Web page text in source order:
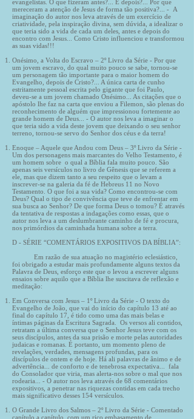
evangelistas. O que fizeram antes?... E depois?... Por que
mereceram a atenção de Jesus de forma tão positiva?... - A
imaginação do autor nos leva através de um exercício de
criatividade, pela inspiração divina, sem dúvida, a idealizar o
que teria sido a vida de cada um deles, antes e depois do
encontro com Jesus... Como Cristo influenciou e transformou
as suas vidas!!!
Onésimo, a Volta do Escravo – 2º Livro da Série - Por que
um jovem escravo, do qual muito pouco se sabe, tornou-se
um personagem tão importante para o maior homem do
Evangelho, depois de Cristo?... A única carta de cunho
estritamente pessoal escrita pelo gigante que foi Paulo,
deveu-se a um jovem chamado Onésimo... As citações que o
apóstolo lhe faz na carta que enviou a Filemon, são plenas do
reconhecimento de alguém que impressionou fortemente ao
grande homem de Deus... - O autor nos leva a imaginar o
que teria sido a vida deste jovem que deixando o seu senhor
terreno, tornou-se servo do Senhor dos céus e da terra!
Enoque – Aquele que Andou com Deus – 3º Livro da Série -
Um dos personagens mais marcantes do Velho Testamento, é
um homem sobre o qual a Bíblia fala muito pouco. São
apenas seis versículos no livro de Gênesis que se referem a
ele, mas que dizem tanto a seu respeito que o levam a
inscrever-se na galeria da fé de Hebreus 11 no Novo
Testamento. O que foi a sua vida? Como encontrou-se com
Deus? Qual o tipo de convivência que teve de enfrentar em
sua busca ao Senhor? De que forma Deus o tomou? É através
da tentativa de respostas a indagações como essas, que o
autor nos leva a um deslumbrante caminho de fé e procura,
nos primórdios da caminhada humana sobre a terra.
D - SÉRIE “COMENTÁRIOS EXPOSITIVOS DA BÍBLIA”:
Em razão de sua atuação no magistério eclesiástico,
foi obrigado a estudar mais profundamente alguns textos da
Palavra de Deus, esforço este que o levou a escrever alguns
ensaios sobre aquilo que a Bíblia lhe suscitava de reflexão e
meditação:
Em Conversa com Jesus – 1º Livro da Série - O texto do
Evangelho de João, que vai do início do capítulo 13 até ao
final do capítulo 17, é tido como uma das mais belas e
íntimas páginas da Escritura Sagrada. Os versos ali contidos,
retratam a última conversa que o Senhor Jesus teve com os
seus discípulos, antes da sua prisão e morte pelas autoridades
judaicas e romanas. É portanto, um momento pleno de
revelações, verdades, mensagens profundas, para os
discípulos de ontem e de hoje. Há ali palavras de ânimo e de
advertência... de conforto e de tenebrosa expectativa... fala
do Consolador que viria, mas alerta-nos sobre o mal que nos
rodearia... - O autor nos leva através de 68 comentários
expositivos, a penetrar nas riquezas contidas em cada trecho
mais significativo desses 154 versículos.
O Grande Livro dos Salmos – 2º Livro da Série - Comentado
capítulo a capítulo, com um rico embasamento de